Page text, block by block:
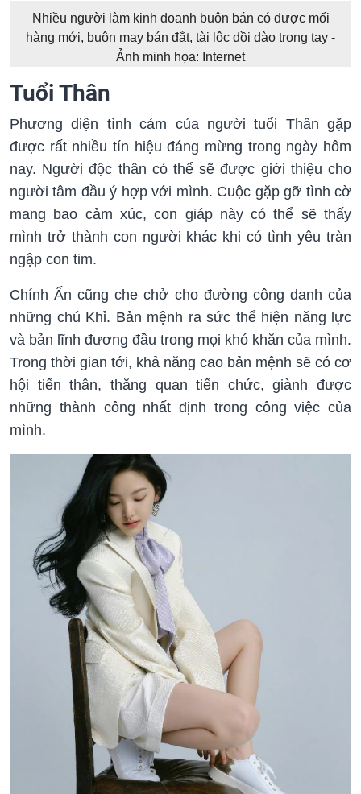
Nhiều người làm kinh doanh buôn bán có được mối
hàng mới, buôn may bán đắt, tài lộc dồi dào trong tay -
Ảnh minh họa: Internet
Tuổi Thân
Phương diện tình cảm của người tuổi Thân gặp
được rất nhiều tín hiệu đáng mừng trong ngày hôm
nay. Người độc thân có thể sẽ được giới thiệu cho
người tâm đầu ý hợp với mình. Cuộc gặp gỡ tình cờ
mang bao cảm xúc, con giáp này có thể sẽ thấy
mình trở thành con người khác khi có tình yêu tràn
ngập con tim.
Chính Ấn cũng che chở cho đường công danh của
những chú Khỉ. Bản mệnh ra sức thể hiện năng lực
và bản lĩnh đương đầu trong mọi khó khăn của mình.
Trong thời gian tới, khả năng cao bản mệnh sẽ có cơ
hội tiến thân, thăng quan tiến chức, giành được
những thành công nhất định trong công việc của
mình.